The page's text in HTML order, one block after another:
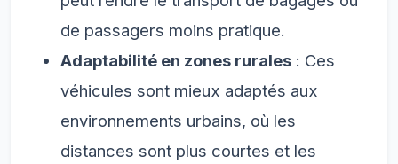
de passagers moins pratique.
Adaptabilité en zones rurales : Ces
véhicules sont mieux adaptés aux
environnements urbains, où les
distances sont plus courtes et les